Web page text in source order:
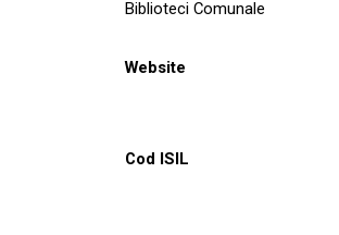
Biblioteci Comunale
Website
Cod ISIL